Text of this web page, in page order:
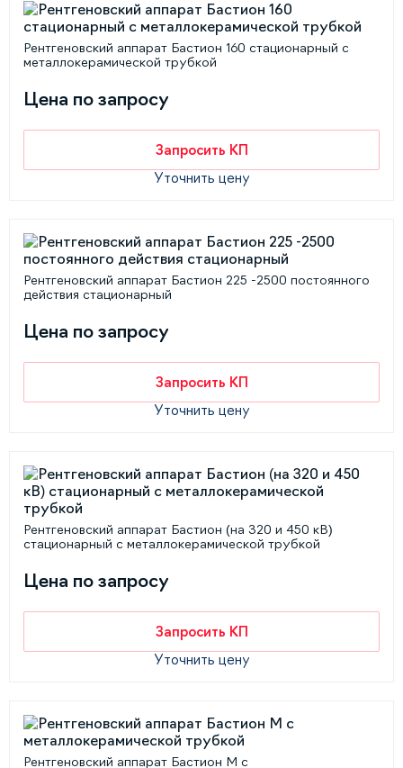
Рентгеновский аппарат Бастион 160 стационарный с
металлокерамической трубкой
Цена по запросу
Запросить КП
Уточнить цену
Рентгеновский аппарат Бастион 225 -2500 постоянного
действия стационарный
Цена по запросу
Запросить КП
Уточнить цену
Рентгеновский аппарат Бастион (на 320 и 450 кВ)
стационарный с металлокерамической трубкой
Цена по запросу
Запросить КП
Уточнить цену
Рентгеновский аппарат Бастион М с